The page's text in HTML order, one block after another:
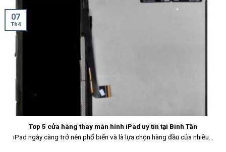
Top 5 cửa hàng thay màn hình iPad uy tín tại Bình Tân
iPad ngày càng trở nên phổ biến và là lựa chọn hàng đầu của nhiều...
07
Th4